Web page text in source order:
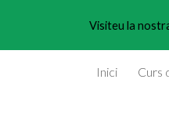
Skip to main content
Visiteu la
Inici Curs